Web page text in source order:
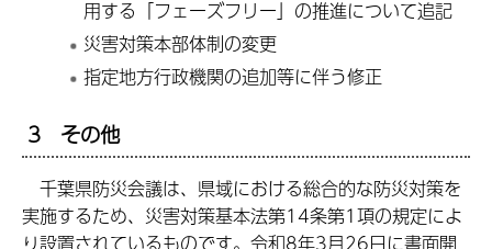
用する「フェーズフリー」の推進について追記
災害対策本部体制の変更
指定地方行政機関の追加等に伴う修正
3 その他
千葉県防災会議は、県域における総合的な防災対策を
実施するため、災害対策基本法第14条第1項の規定によ
り設置されているものです。令和8年3月26日に書面開